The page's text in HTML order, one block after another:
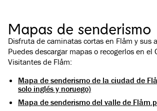
Mapas de senderismo
Disfruta de caminatas cortas en Flåm y sus
Puedes descargar mapas o recogerlos en el
Visitantes de Flåm:
Mapa de senderismo de la ciudad de
solo inglés y noruego)
Mapa de senderismo del valle de